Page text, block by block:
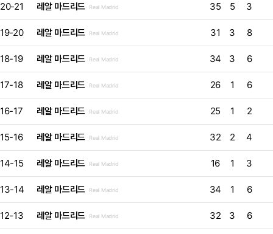
20-21 레알 마드리드 Real Madrid 35 5 3
19-20 레알 마드리드 Real Madrid 31 3 8
18-19 레알 마드리드 Real Madrid 34 3 6
17-18 레알 마드리드 Real Madrid 26 1 6
16-17 레알 마드리드 Real Madrid 25 1 2
15-16 레알 마드리드 Real Madrid 32 2 4
14-15 레알 마드리드 Real Madrid 16 1 3
13-14 레알 마드리드 Real Madrid 34 1 6
12-13 레알 마드리드 Real Madrid 32 3 6